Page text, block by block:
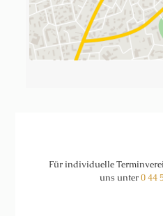
Für individuelle
uns unter 0 44